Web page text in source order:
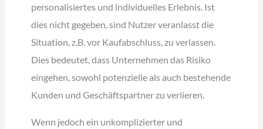
personalisiertes und individuelles Erlebnis. Ist
dies nicht gegeben, sind Nutzer veranlasst die
Situation, z.B. vor Kaufabschluss, zu verlassen.
Dies bedeutet, dass Unternehmen das Risiko
eingehen, sowohl potenzielle als auch bestehende
Kunden und Geschäftspartner zu verlieren.
Wenn jedoch ein unkomplizierter und